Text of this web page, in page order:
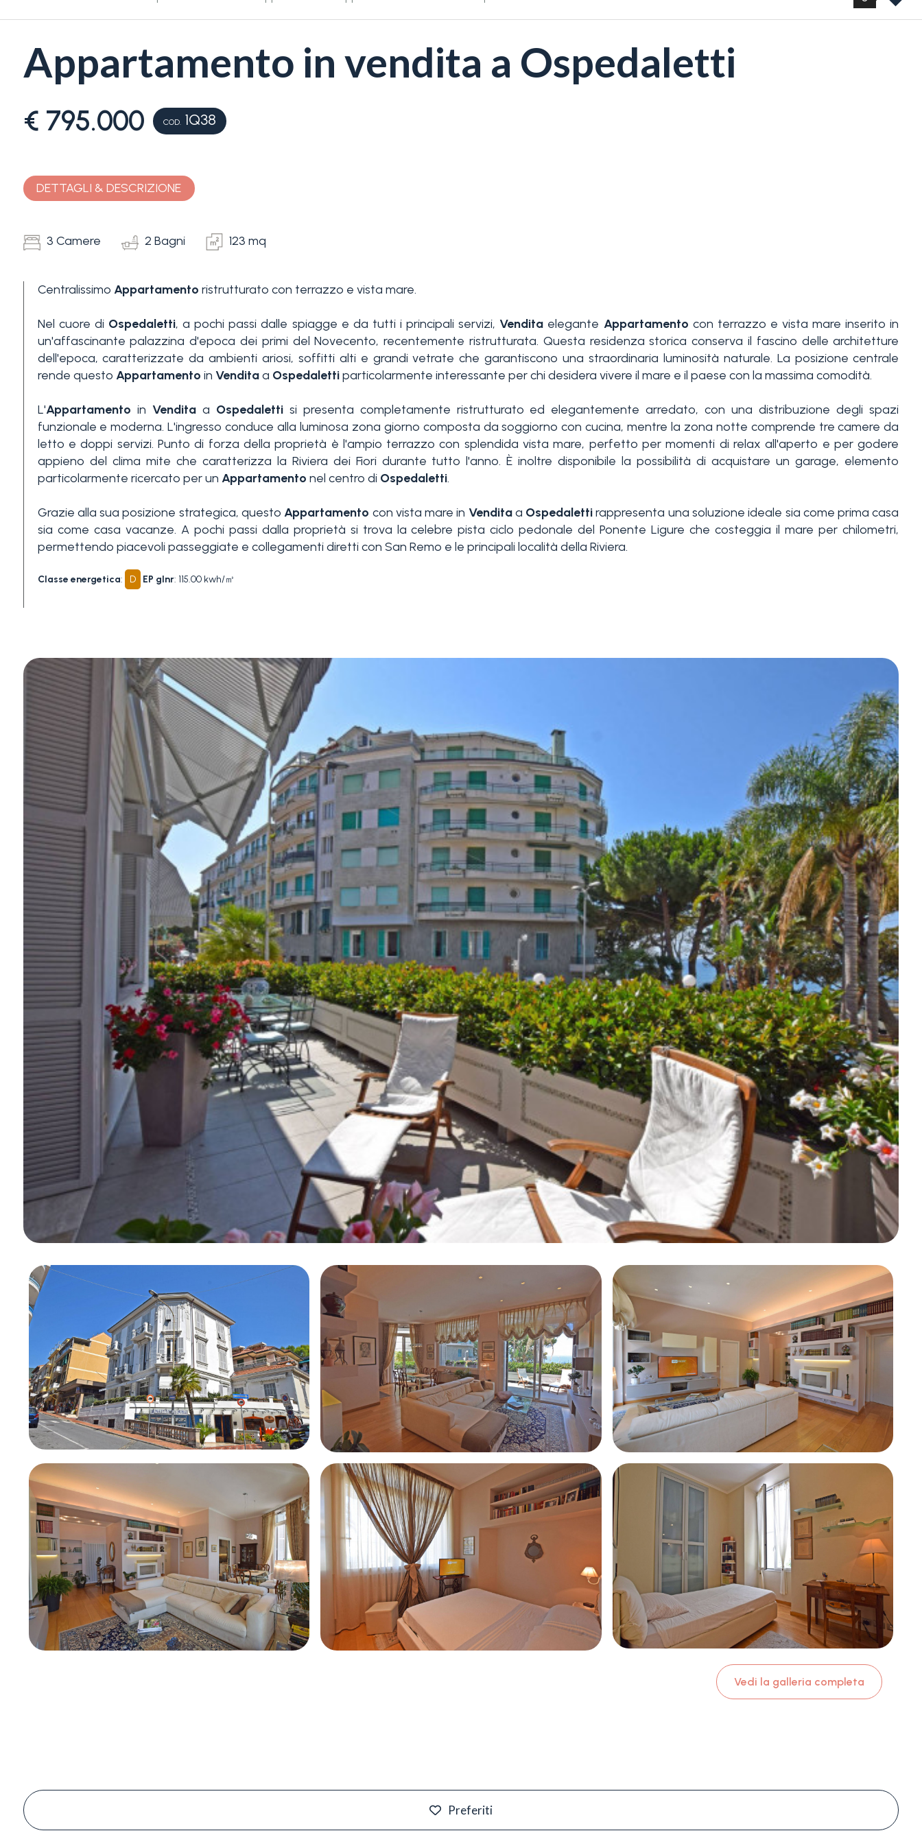
Appartamento in vendita a Ospedaletti
€ 795.000 COD.1Q38
DETTAGLI & DESCRIZIONE
3 Camere 2 Bagni 123 mq
Centralissimo Appartamento ristrutturato con terrazzo e vista mare.
Nel cuore di Ospedaletti, a pochi passi dalle spiagge e da tutti i principali servizi, Vendita elegante Appartamento con terrazzo e vista mare inserito in
un'affascinante palazzina d'epoca dei primi del Novecento, recentemente ristrutturata. Questa residenza storica conserva il fascino delle architetture
dell'epoca, caratterizzate da ambienti ariosi, soffitti alti e grandi vetrate che garantiscono una straordinaria luminosità naturale. La posizione centrale
rende questo Appartamento in Venditaa Ospedalettiparticolarmente interessante per chi desidera vivere il mare e il paese con la massima comodità.
L'Appartamento in Venditaa Ospedalettisi presenta completamente ristrutturato ed elegantemente arredato, con una distribuzione degli spazi
funzionale e moderna. L'ingresso conduce alla luminosa zona giorno composta da soggiorno con cucina, mentre la zona notte comprende tre camere da
letto e doppi servizi. Punto di forza della proprietà è l'ampio terrazzo con splendida vista mare, perfetto per momenti di relax all'aperto e per godere
appieno del clima mite che caratterizza la Riviera dei Fiori durante tutto l'anno. È inoltre disponibile la possibilità di acquistare un garage, elemento
particolarmente ricercato per un Appartamento nel centro di Ospedaletti.
Grazie alla sua posizione strategica, questoAppartamento con vista mare in Venditaa Ospedalettirappresenta una soluzione ideale sia come prima casa
sia come casa vacanze. A pochi passi dalla proprietà si trova la celebre pista ciclo pedonale del Ponente Ligure che costeggia il mare per chilometri,
permettendo piacevoli passeggiate e collegamenti diretti con San Remo e le principali località della Riviera.
Classe energetica: D EP glnr: 115.00 kwh/㎥
Vedi la galleria completa
Preferiti
Camere
Qualsiasi
2
Altre
multiscelta
Giardino
Balcone/Terrazzo
Vista mare